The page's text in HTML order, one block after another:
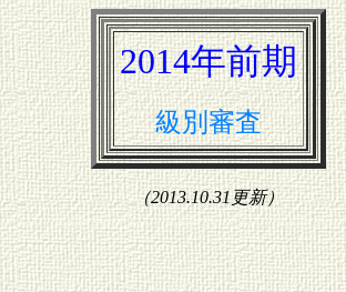
2014年前期
級別審査
（2013.10.31更新）